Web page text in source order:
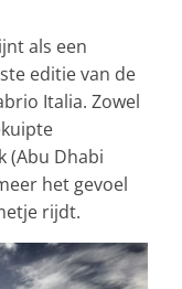
als een
editie van de
Italia. Zowel
(Abu Dhabi
het gevoel
rijdt.